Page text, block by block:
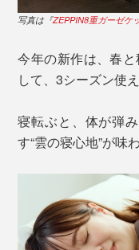
写真は『ZEPPIN8重ガーゼケ
今年の新作は、春
して、3シーズン使
寝転ぶと、体が弾
す“雲の寝心地”が味